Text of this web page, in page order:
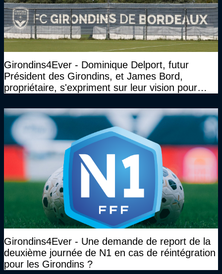
Girondins4Ever - Dominique Delport, futur
Président des Girondins, et James Bord,
propriétaire, s'expriment sur leur vision pour
Girondins4Ever - Une demande de report de la
deuxième journée de N1 en cas de réintégration
pour les Girondins ?